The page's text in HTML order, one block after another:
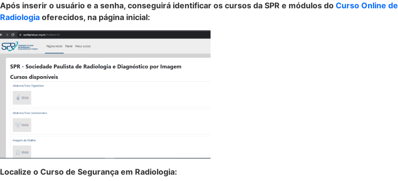
Após inserir o usuário e a senha, conseguirá identificar os cursos da SPR e módulos do Curso Online de
Radiologia oferecidos, na página inicial:
Localize o Curso de Segurança em Radiologia: